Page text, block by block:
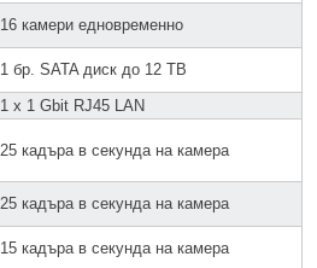
16 камери едновременно
1 бр. SATA диск до 12 TB
1 x 1 Gbit RJ45 LAN
25 кадъра в секунда на камера
25 кадъра в секунда на камера
15 кадъра в секунда на камера